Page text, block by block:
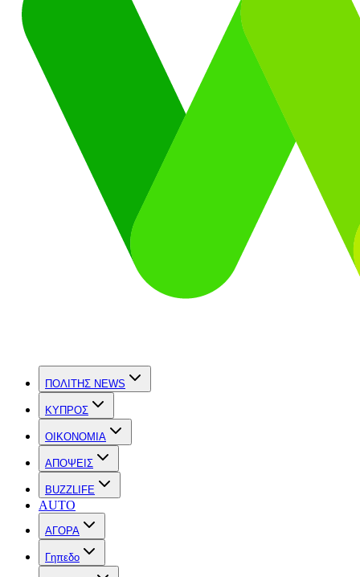
ΠΟΛΙΤΗΣ NEWS
ΚΥΠΡΟΣ
OIKONOMIA
ΑΠΟΨΕΙΣ
BUZZLIFE
AUTO
ΑΓΟΡΑ
Γηπεδο